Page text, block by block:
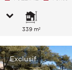
339 m²
Exclusif